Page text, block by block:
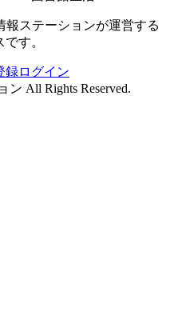
報ステーションが運営する
す。
録ログイン
All Rights Reserved.